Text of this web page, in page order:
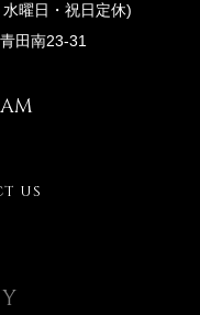
曜日・祝日定休)
田南23-31
US